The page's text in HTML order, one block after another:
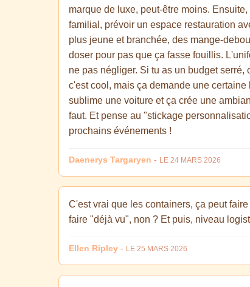
marque de luxe, peut-être moins.
familial, prévoir un espace restauration
plus jeune et branchée, des mange-
doser pour pas que ça fasse fouillis.
ne pas négliger. Si tu as un budget
c'est cool, mais ça demande une
sublime une voiture et ça crée une
faut. Et pense au "stickage
prochains événements !
Daenerys Targaryen - LE 24 MARS 2026
C'est vrai que les containers, ça peut
faire "déjà vu", non ? Et puis, niveau
Ellen Ripley - LE 25 MARS 2026